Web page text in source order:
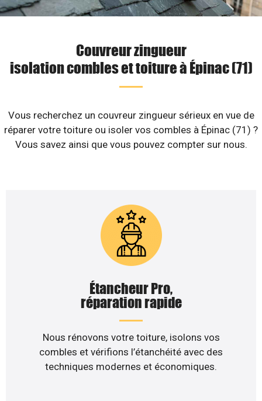
Couvreur zingueur
isolation combles et toiture à Épinac (71)
Vous recherchez un couvreur zingueur sérieux en vue de
réparer votre toiture ou isoler vos combles à Épinac (71) ?
Vous savez ainsi que vous pouvez compter sur nous.
Étancheur Pro,
réparation rapide
Nous rénovons votre toiture, isolons vos
combles et vérifions l’étanchéité avec des
techniques modernes et économiques.